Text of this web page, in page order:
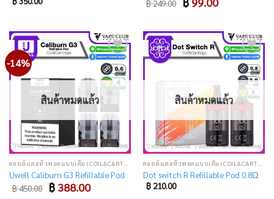
฿249.00 price price
-14%
Add
to
wishlist
สินค้าหมดแล้ว
Uwell Caliburn G3 Refillable Pod
฿450.00 Original
price
฿ 388.00Current
price
Add
to
wishlist
สินค้าหมดแล้ว
Dot switch R Refillable Pod 0.8Ω
฿210.00